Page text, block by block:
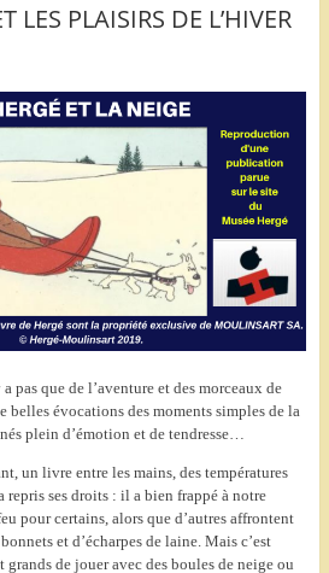
LES PLAISIRS DE L’HIVER
pas que de l’aventure et des morceaux de
belles évocations des moments simples de la
plein d’émotion et de tendresse…
un livre entre les mains, des températures
ses droits : il a bien frappé à notre
pour certains, alors que d’autres affrontent
et d’écharpes de laine. Mais c’est
grands de jouer avec des boules de neige ou